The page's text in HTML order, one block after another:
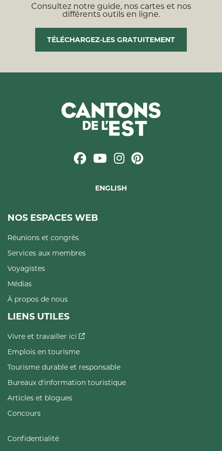
Consultez notre guide, nos cartes et nos
différents outils en ligne.
TÉLÉCHARGEZ-LES GRATUITEMENT
ENGLISH
NOS ESPACES WEB
Réunions et congrès
Services aux membres
Voyagistes
Médias
À propos de nous
LIENS UTILES
Vivre et travailler ici
Emplois en tourisme
Tourisme durable et responsable
Bureaux d'information touristique
Articles et blogues
Concours
Confidentialité